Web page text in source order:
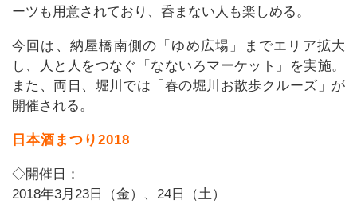
ーツも用意されており、呑まない人も楽しめる。
今回は、納屋橋南側の「ゆめ広場」までエリア拡大
し、人と人をつなぐ「なないろマーケット」を実施。
また、両日、堀川では「春の堀川お散歩クルーズ」が
開催される。
日本酒まつり2018
◇開催日：
2018年3月23日（金）、24日（土）